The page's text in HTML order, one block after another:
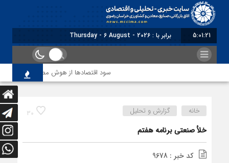
5:01:22 برابر با : Thursday - 6 August - 2026
سود اقتصاد‌ها از هوش مصنوعی
30 خانه گزارش و تحلیل
خلأ صنعتی برنامه هفتم
کد خبر : 9678